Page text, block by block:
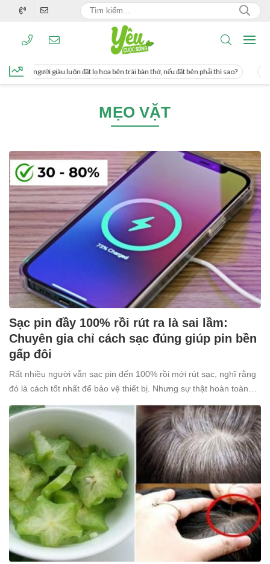
người giàu luôn đặt lọ hoa bên trái bàn thờ, nếu đặt bên phải thì sao?
MẸO VẶT
Sạc pin đầy 100% rồi rút ra là sai lầm:
Chuyên gia chỉ cách sạc đúng giúp pin bền
gấp đôi
Rất nhiều người vẫn sạc pin đến 100% rồi mới rút sạc, nghĩ rằng
đó là cách tốt nhất để bảo vệ thiết bị. Nhưng sự thật hoàn toàn
ngược lại: thói quen tưởng chừng “vô hại” này lại âm thầm khiến
pin nhanh chai, giảm tuổi thọ.